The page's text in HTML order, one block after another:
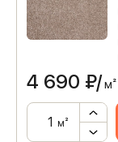
4 690 ₽/м²
м²